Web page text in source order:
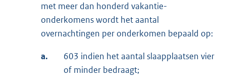
met meer dan honderd vakantie-
onderkomens wordt het aantal
overnachtingen per onderkomen bepaald op:
a.
603 indien het aantal slaapplaatsen vier
of minder bedraagt;